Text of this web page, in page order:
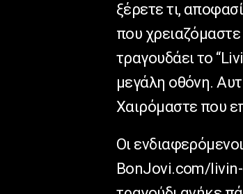
ξέρετε τι,
που
τραγουδάει το
μεγάλη οθόνη.
Χαιρόμαστε που
Οι
BonJovi.com/livin-